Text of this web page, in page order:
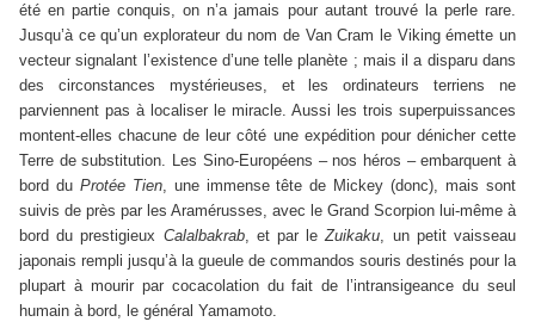
été en partie conquis, on n’a jamais pour autant trouvé la perle rare.
Jusqu’à ce qu’un explorateur du nom de Van Cram le Viking émette un
vecteur signalant l’existence d’une telle planète ; mais il a disparu dans
des circonstances mystérieuses, et les ordinateurs terriens ne
parviennent pas à localiser le miracle. Aussi les trois superpuissances
montent-elles chacune de leur côté une expédition pour dénicher cette
Terre de substitution. Les Sino-Européens – nos héros – embarquent à
bord du Protée Tien, une immense tête de Mickey (donc), mais sont
suivis de près par les Aramérusses, avec le Grand Scorpion lui-même à
bord du prestigieux Calalbakrab, et par leZuikaku, un petit vaisseau
japonais rempli jusqu’à la gueule de commandos souris destinés pour la
plupart à mourir par cocacolation du fait de l’intransigeance du seul
humain à bord, le général Yamamoto.